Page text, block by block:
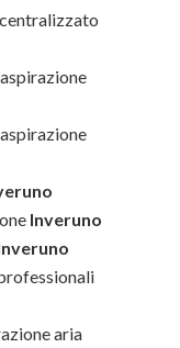
Inveruno
aria